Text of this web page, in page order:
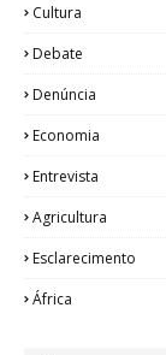
Cultura
Debate
Denúncia
Economia
Entrevista
Agricultura
Esclarecimento
África